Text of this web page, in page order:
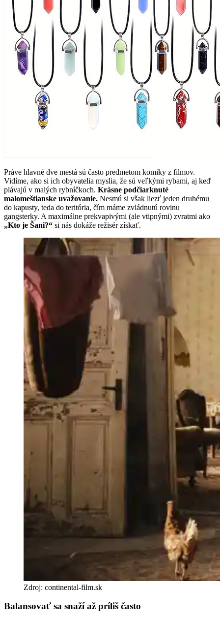
Práve hlavné dve mestá sú často predmetom komiky z filmov.
Vidíme, ako si ich obyvatelia myslia, že sú veľkými rybami, aj keď
plávajú v malých rybníčkoch. Krásne podčiarknuté
malomeštianske uvažovanie. Nesmú si však liezť jeden druhému
do kapusty, teda do teritória, čím máme zvládnutú rovinu
gangsterky. A maximálne prekvapivými (ale vtipnými) zvratmi ako
„Kto je Šani?“ si nás dokáže režisér získať.
Zdroj: continental-film.sk
Balansovať sa snaží až príliš často